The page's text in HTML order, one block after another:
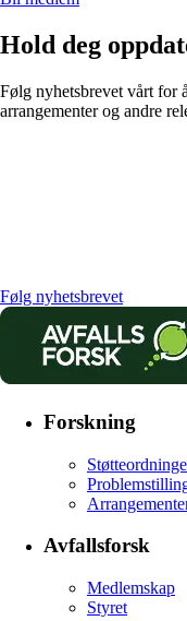
Hold deg
Følg nyhetsbrevet vårt for
arrangementer og andre
Følg nyhetsbrevet
Forskning
Avfallsforsk
Medlemskap
Styret